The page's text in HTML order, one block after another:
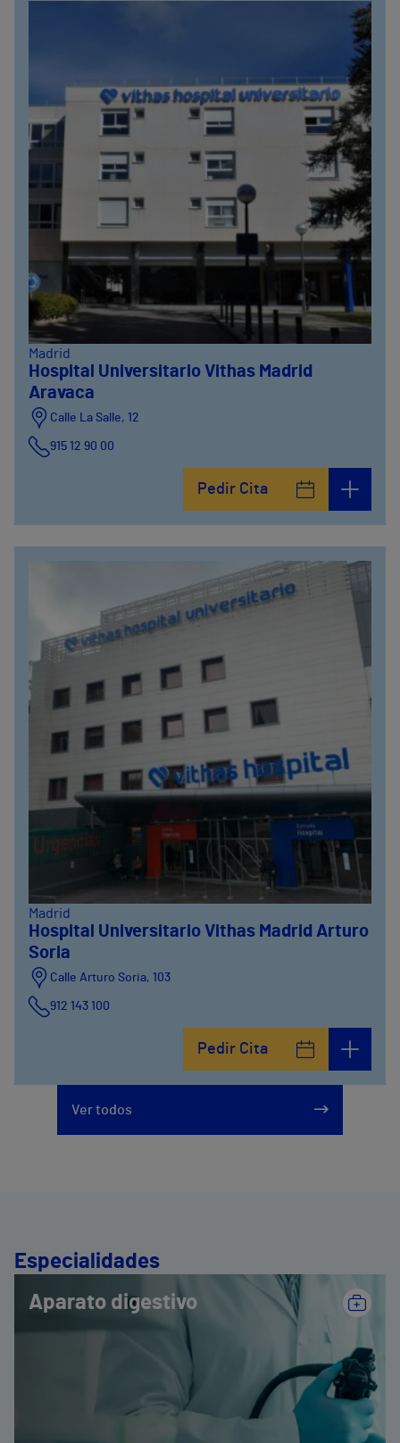
Madrid
Hospital Universitario Vithas Madrid
Aravaca
Calle La Salle, 12
915 12 90 00
Pedir Cita
Madrid
Hospital Universitario Vithas Madrid Arturo
Soria
Calle Arturo Soria, 103
912 143 100
Pedir Cita
Ver todos
Especialidades
Aparato digestivo